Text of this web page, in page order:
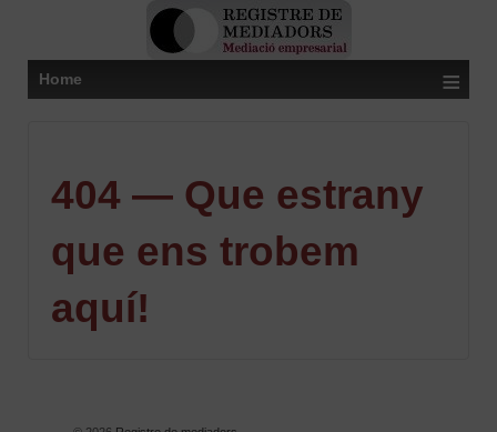
Home ≡
404 — Que estrany
que ens trobem
aquí!